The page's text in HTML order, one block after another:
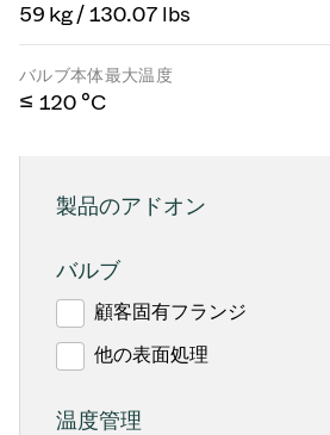
59 kg / 130.07 lbs
バルブ本体最大温度
≤ 120 °C
製品のアドオン
バルブ
顧客固有フランジ
他の表面処理
温度管理